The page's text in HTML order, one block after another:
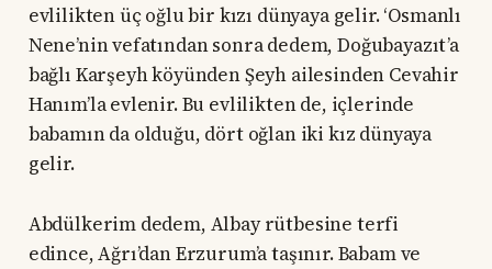
evlilikten üç oğlu bir kızı dünyaya gelir. ‘Osmanlı
Nene’nin vefatından sonra dedem, Doğubayazıt’a
bağlı Karşeyh köyünden Şeyh ailesinden Cevahir
Hanım’la evlenir. Bu evlilikten de, içlerinde
babamın da olduğu, dört oğlan iki kız dünyaya
gelir.
Abdülkerim dedem, Albay rütbesine terfi
edince, Ağrı’dan Erzurum’a taşınır. Babam ve